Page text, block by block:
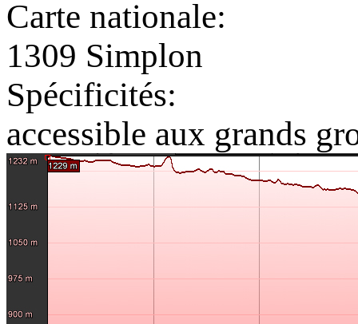
Carte nationale:
1309 Simplon
Spécificités:
accessible aux grands